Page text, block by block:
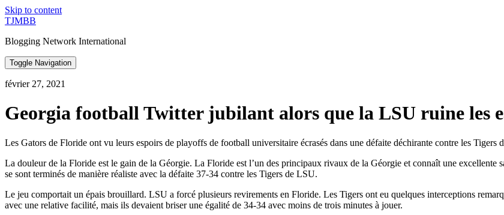
Skip to content
TJMBB
Blogging Network International
Toggle Navigation
février 27, 2021
Georgia football Twitter jubilant alors que la LSU ruine les
Les Gators de Floride ont vu leurs espoirs de playoffs de football universitaire écrasés dans une défaite déchirante contre les Tigers
La douleur de la Floride est le gain de la Géorgie. La Floride est l’un des principaux rivaux de la Géorgie et connaît une excellente
se sont terminés de manière réaliste avec la défaite 37-34 contre les Tigers de LSU.
Le jeu comportait un épais brouillard. LSU a forcé plusieurs revirements en Floride. Les Tigers ont eu quelques interceptions
avec une relative facilité, mais ils devaient briser une égalité de 34-34 avec moins de trois minutes à jouer.